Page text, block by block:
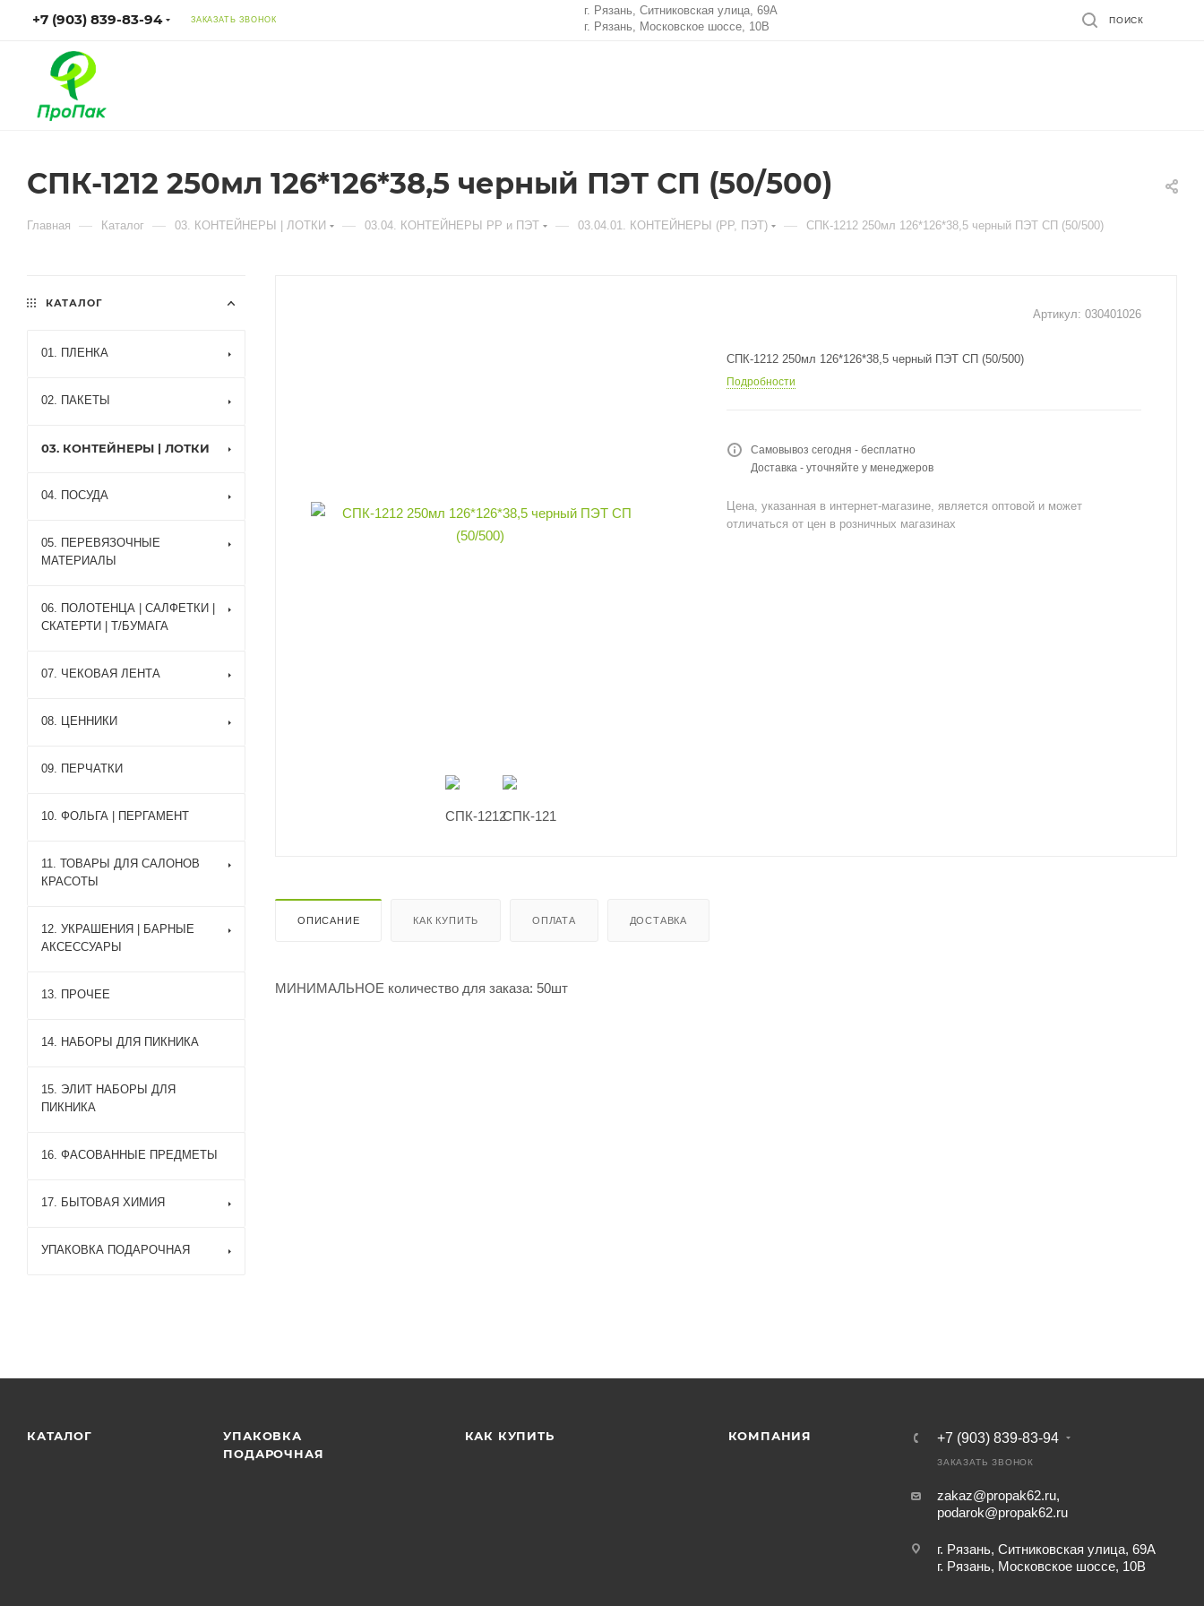
+7 (903) 839-83-94 ЗАКАЗАТЬ ЗВОНОК
г. Рязань, Ситниковская улица, 69А
г. Рязань, Московское шоссе, 10В
ПОИСК
СПК-1212 250мл 126*126*38,5 черный ПЭТ СП (50/500)
Главная — Каталог — 03. КОНТЕЙНЕРЫ | ЛОТКИ — 03.04. КОНТЕЙНЕРЫ РР и ПЭТ — 03.04.01. КОНТЕЙНЕРЫ (РР, ПЭТ) — СПК-1212 250мл 126*126*38,5 черный ПЭТ СП (50/500)
Артикул: 030401026
СПК-1212 250мл 126*126*38,5 черный ПЭТ СП (50/500)
Подробности
Самовывоз сегодня - бесплатно
Доставка - уточняйте у менеджеров
Цена, указанная в интернет-магазине, является оптовой и может
отличаться от цен в розничных магазинах
ОПИСАНИЕ КАК КУПИТЬ ОПЛАТА ДОСТАВКА
МИНИМАЛЬНОЕ количество для заказа: 50шт
КАТАЛОГ
01. ПЛЕНКА
02. ПАКЕТЫ
03. КОНТЕЙНЕРЫ | ЛОТКИ
04. ПОСУДА
05. ПЕРЕВЯЗОЧНЫЕ
МАТЕРИАЛЫ
06. ПОЛОТЕНЦА | САЛФЕТКИ |
СКАТЕРТИ | Т/БУМАГА
07. ЧЕКОВАЯ ЛЕНТА
08. ЦЕННИКИ
09. ПЕРЧАТКИ
10. ФОЛЬГА | ПЕРГАМЕНТ
11. ТОВАРЫ ДЛЯ САЛОНОВ
КРАСОТЫ
12. УКРАШЕНИЯ | БАРНЫЕ
АКСЕССУАРЫ
13. ПРОЧЕЕ
14. НАБОРЫ ДЛЯ ПИКНИКА
15. ЭЛИТ НАБОРЫ ДЛЯ
ПИКНИКА
16. ФАСОВАННЫЕ ПРЕДМЕТЫ
17. БЫТОВАЯ ХИМИЯ
УПАКОВКА ПОДАРОЧНАЯ
КАТАЛОГ
УПАКОВКА
ПОДАРОЧНАЯ
КАК КУПИТЬ КОМПАНИЯ +7 (903) 839-83-94
ЗАКАЗАТЬ ЗВОНОК
zakaz@propak62.ru,
podarok@propak62.ru
г. Рязань, Ситниковская улица, 69А
г. Рязань, Московское шоссе, 10В